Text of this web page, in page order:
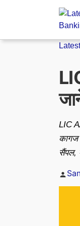
LIC
कागज
सैंपल,